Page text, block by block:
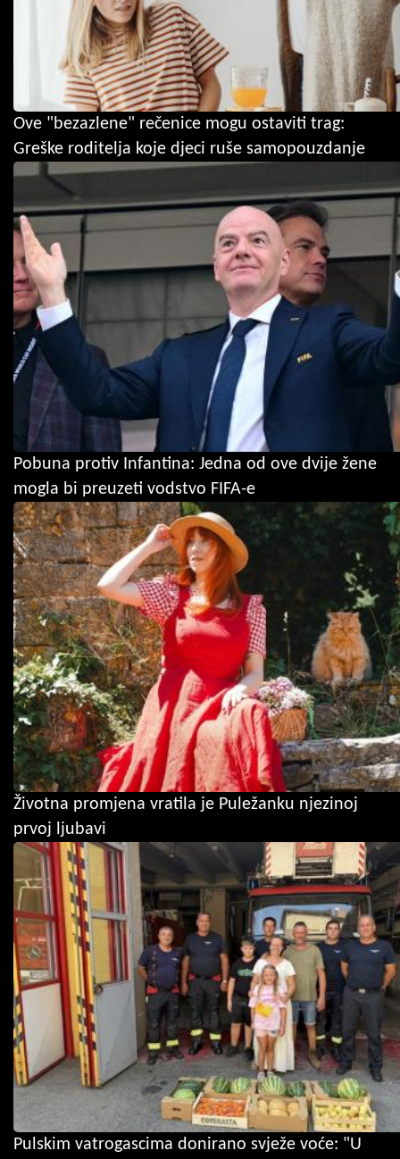
Ove "bezazlene" rečenice mogu ostaviti trag:
Greške roditelja koje djeci ruše samopouzdanje
Pobuna protiv Infantina: Jedna od ove dvije žene
mogla bi preuzeti vodstvo FIFA-e
Životna promjena vratila je Puležanku njezinoj
prvoj ljubavi
Pulskim vatrogascima donirano svježe voće: "U